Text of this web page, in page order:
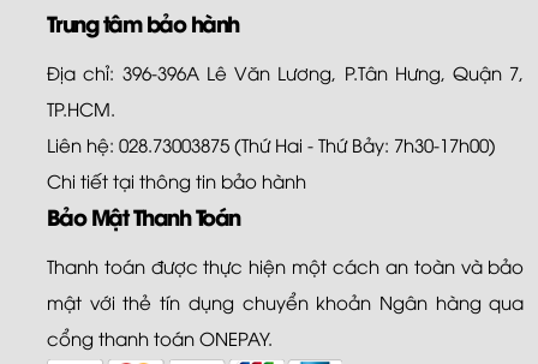
Trung tâm bảo hành
Địa chỉ: 396-396A Lê Văn Lương, P.Tân Hưng, Quận 7,
TP.HCM.
Liên hệ: 028.73003875 (Thứ Hai - Thứ Bảy: 7h30-17h00)
Chi tiết tại thông tin bảo hành
Bảo Mật Thanh Toán
Thanh toán được thực hiện một cách an toàn và bảo
mật với thẻ tín dụng chuyển khoản Ngân hàng qua
cổng thanh toán ONEPAY.